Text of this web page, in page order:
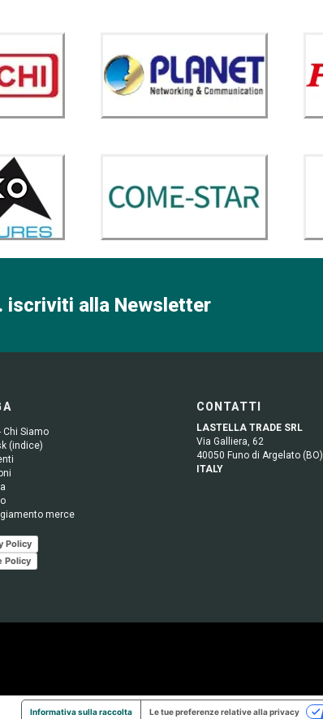
iscriviti alla Newsletter
Chi Siamo
(indice)
merce
Policy
Policy
CONTATTI
LASTELLA TRADE SRL
Via Galliera, 62
40050 Funo di Argelato (BO)
ITALY
Informativa sulla raccolta Le tue preferenze relative alla privacy